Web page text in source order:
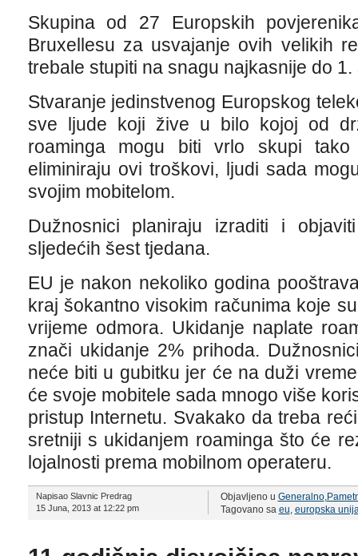
Skupina od 27 Europskih
Bruxellesu za usvajanje ovih velikih
trebale stupiti na snagu najkasnije do
Stvaranje jedinstvenog Europskog
sve ljude koji žive u bilo kojoj od
roaminga mogu biti vrlo skupi
eliminiraju ovi troškovi, ljudi sada
svojim mobitelom.
Dužnosnici planiraju izraditi i
sljedećih šest tjedana.
EU je nakon nekoliko godina
kraj šokantno visokim računima koje
vrijeme odmora. Ukidanje naplate
znači ukidanje 2% prihoda.
neće biti u gubitku jer će na duži
će svoje mobitele sada mnogo više
pristup Internetu. Svakako da treba
sretniji s ukidanjem roaminga što će
lojalnosti prema mobilnom operateru.
Napisao Slavnic Predrag
15 Juna, 2013 at 12:22 pm
Objavljeno u Generalno,
Tagovano sa eu, europska